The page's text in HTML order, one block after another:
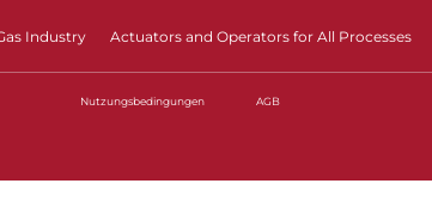
Industry Actuators and Operators for All Processes
Nutzungsbedingungen AGB